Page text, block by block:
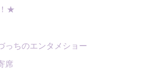
★
っちのエンタメショー
席